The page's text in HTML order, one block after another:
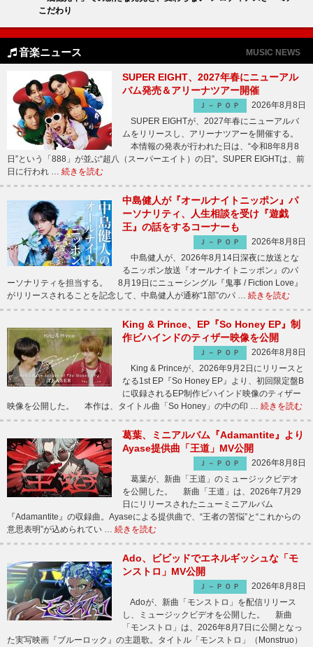
こだわり
音楽ニュース MUSIC NEWS
SUPER EIGHT、2027年春にニューアル
バム発売＆アリーナツアー開催
Ｊ－ＰＯＰ
2026年8月8日
SUPER EIGHTが、2027年春にニューアルバ
ムをリリースし、アリーナツアーを開催する。
本情報の発表が行われた日は、“令和8年8月8
日”という「888」が並ぶ“超八（スーパーエイト）の日”。SUPER EIGHTは、前
日に行われ … 続きを読む
中島健人が『オールナイトニッポン』パ
ーソナリティ、人生相談を受け『遊戯
王』の話をするコーナーも
Ｊ－ＰＯＰ
2026年8月8日
中島健人が、2026年8月14日深夜に放送とな
るニッポン放送『オールナイトニッポン』のパ
ーソナリティを担当する。 8月19日にニューシングル『鬼事 / Fiction Love』
がリリースされることを記念して、中島健人が通称“1部”のパ … 続きを読む
King & Prince、EP『So Honey EP』制
作ビハインドのティザー映像を公開
Ｊ－ＰＯＰ
2026年8月8日
King & Princeが、2026年9月2日にリリースと
なる1st EP『So Honey EP』より、初回限定盤B
に収録されるEP制作ビハインド映像のティザー
映像を公開した。 本作は、タイトル曲「So Honey」の中の印 … 続きを読む
葛葉、ミニアルバム『Adamantite』より
Ayase提供曲「王道」MV公開
Ｊ－ＰＯＰ
2026年8月8日
葛葉が、新曲「王道」のミュージックビデオ
を公開した。 新曲「王道」は、2026年7月29
日にリリースされたニューミニアルバム
『Adamantite』の収録曲。Ayaseによる提供曲で、“王者の苦悩”と“これからの
意思表明”が込められてい … 続きを読む
Ado、ビビッドでエネルギッシュな「モ
ンストロ」MV公開
Ｊ－ＰＯＰ
2026年8月8日
Adoが、新曲「モンストロ」を配信リリース
し、ミュージックビデオを公開した。 新曲
「モンストロ」は、2026年8月7日に公開となっ
た実写映画『ブルーロック』の主題歌。タイトル「モンストロ」（Monstruo）